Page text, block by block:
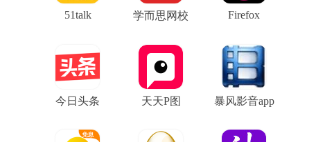
51talk 学而思网校 Firefox
今日头条 天天P图 暴风影音app